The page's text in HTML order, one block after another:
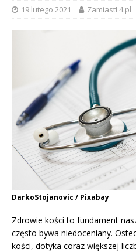
19 lutego 2021 ZamiastL4.pl
DarkoStojanovic / Pixabay
Zdrowie kości to fundament
często bywa niedoceniany.
kości, dotyka coraz większej